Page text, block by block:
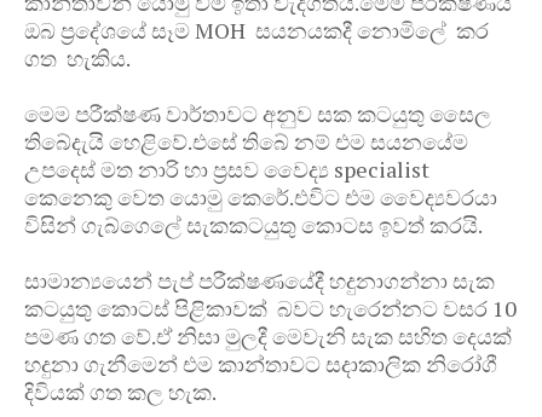
ඔබ ප්‍රදේශයේ සෑම MOH සයනයකදී නොමිලේ කර
ගත හැකිය.
මෙම පරීක්ෂණ වාර්තාවට අනුව සක කටයුතු සෛල
තිබේදැයි හෙළිවේ.එසේ තිබේ නම් එම සයනයේම
උපදෙස් මත නාරි හා ප්‍රසව වෛද්‍ය specialist
කෙනෙකු වෙත යොමු කෙරේ.එවිට එම වෛද්‍යවරයා
විසින් ගැබ්ගෙලේ සැකකටයුතු කොටස ඉවත් කරයි.
සාමාන්‍යයෙන් පැප් පරීක්ෂණයේදී හදුනාගන්නා සැක
කටයුතු කොටස් පිළිකාවක් බවට හැරෙන්නට වසර 10
පමණ ගත වේ.ඒ නිසා මුලදී මෙවැනි සැක සහිත දෙයක්
හදුනා ගැනීමෙන් එම කාන්තාවට සදාකාලික නිරෝගී
දිවියක් ගත කල හැක.